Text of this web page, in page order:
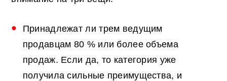
Принадлежат ли трем ведущим
продавцам 80 % или более объема
продаж. Если да, то категория уже
получила сильные преимущества, и